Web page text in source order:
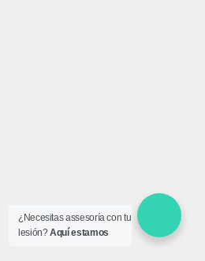
¿Necesitas assesoría con tu
lesión?Aquí estamos